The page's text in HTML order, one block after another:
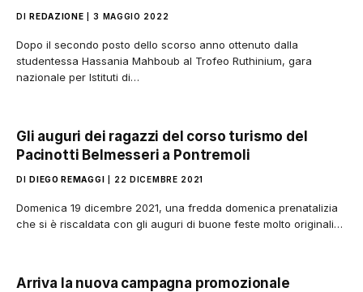
DI REDAZIONE 3 MAGGIO 2022
Dopo il secondo posto dello scorso anno ottenuto dalla
studentessa Hassania Mahboub al Trofeo Ruthinium, gara
nazionale per Istituti di…
Gli auguri dei ragazzi del corso turismo del
Pacinotti Belmesseri a Pontremoli
DI DIEGO REMAGGI 22 DICEMBRE 2021
Domenica 19 dicembre 2021, una fredda domenica prenatalizia
che si è riscaldata con gli auguri di buone feste molto originali…
Arriva la nuova campagna promozionale